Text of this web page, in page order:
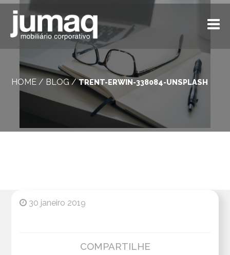
HOME / BLOG/TRENT-ERWIN-338084-UNSPLASH
30 janeiro 2019
COMPARTILHE